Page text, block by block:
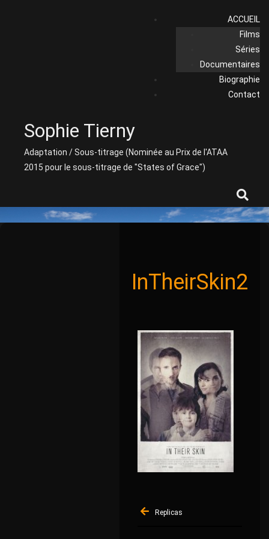
ACCUEIL
Films
Séries
Documentaires
Biographie
Contact
Sophie Tierny
Adaptation / Sous-titrage (Nominée au Prix de l'ATAA
2015 pour le sous-titrage de "States of Grace")
InTheirSkin2
deReplicas